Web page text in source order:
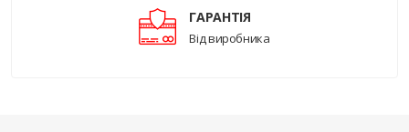
ГАРАНТІЯ
Від виробника